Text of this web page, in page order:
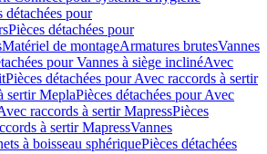
détachées pour
Pièces détachées pour
Matériel de montageArmatures brutesVannes
pour Vannes à siège inclinéAvec
Pièces détachées pour Avec raccords à sertir
sertir MeplaPièces détachées pour Avec
raccords à sertir MapressPièces
à sertir MapressVannes
à boisseau sphériquePièces détachées